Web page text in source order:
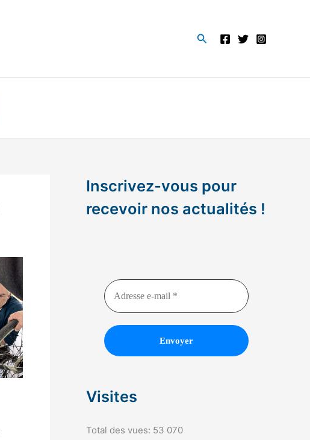
Rechercher
Inscrivez-vous pour
recevoir nos actualités !
Visites
Total des vues: 53 070